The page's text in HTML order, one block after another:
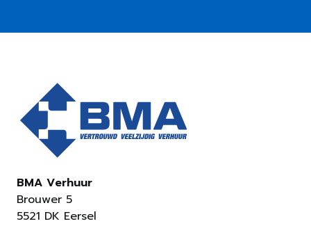
BMA Verhuur
Brouwer 5
5521 DK Eersel